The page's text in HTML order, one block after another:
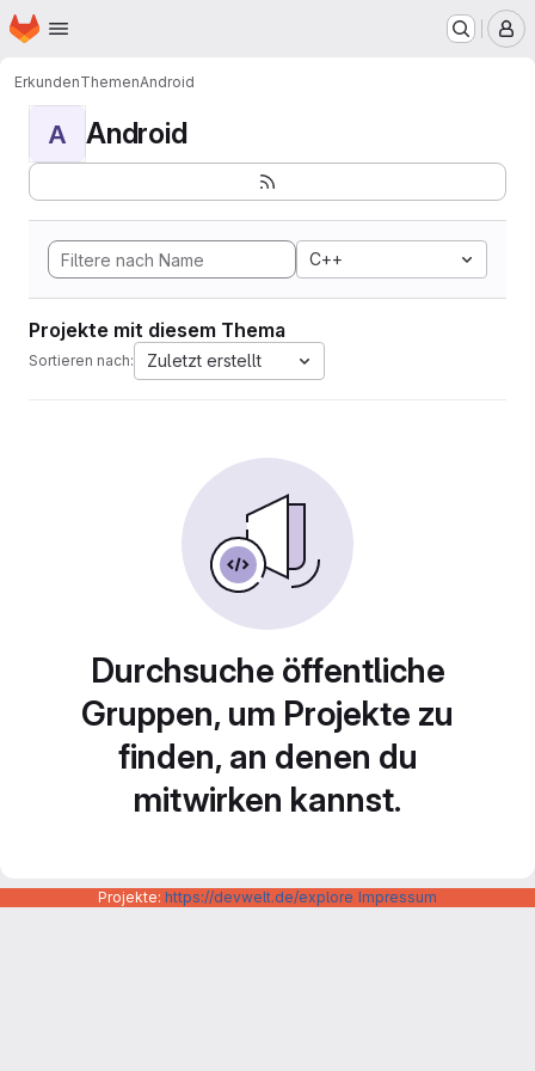
Zum Hauptinhalt springen
Startseite
ErkundenThemenAndroid
A Android
C++
Projekte mit diesem Thema
Sortieren nach: Zuletzt erstellt
Durchsuche öffentliche
Gruppen, um Projekte zu
finden, an denen du
mitwirken kannst.
Projekte: https://devwelt.de/explore Impressum